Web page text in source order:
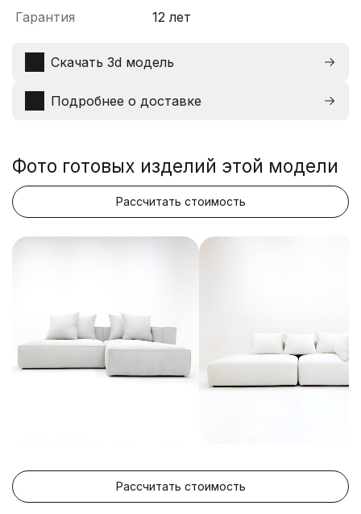
Гарантия
12 лет
Скачать 3d модель
Подробнее о доставке
Фото готовых изделий этой модели
Рассчитать стоимость
Рассчитать стоимость